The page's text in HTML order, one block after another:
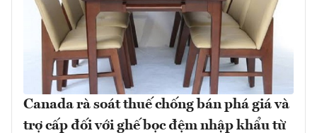
Canada rà soát thuế chống bán phá giá và
trợ cấp đối với ghế bọc đệm nhập khẩu từ